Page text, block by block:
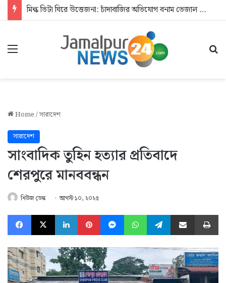
মিল্ক ভিটা ঘিরে উত্তেজনা: চাঁদাবাজির অভিযোগ বনাম ভেজাল দুধের জিডি
Menu
Home/সারাদেশ
সারাদেশ
সাংবাদিক তুহিন হত্যার প্রতিবাদে
শেরপুরে মানববন্ধন
নিউজ ডেস্ক আগস্ট ১০, ২০২৫
Facebook
X LinkedInPinterestMessengerWhatsAppTelegramShare via Email